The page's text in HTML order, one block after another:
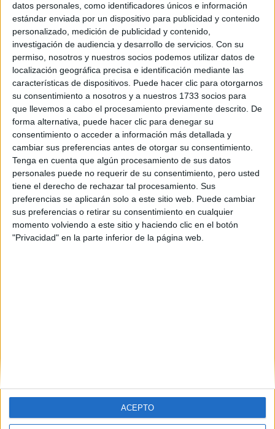
datos personales, como identificadores únicos e información
estándar enviada por un dispositivo para publicidad y contenido
personalizado, medición de publicidad y contenido,
investigación de audiencia y desarrollo de servicios. Con su
permiso, nosotros y nuestros socios podemos utilizar datos de
localización geográfica precisa e identificación mediante las
características de dispositivos. Puede hacer clic para otorgarnos
su consentimiento a nosotros y a nuestros 1733 socios para
que llevemos a cabo el procesamiento previamente descrito. De
forma alternativa, puede hacer clic para denegar su
consentimiento o acceder a información más detallada y
cambiar sus preferencias antes de otorgar su consentimiento.
Tenga en cuenta que algún procesamiento de sus datos
personales puede no requerir de su consentimiento, pero usted
tiene el derecho de rechazar tal procesamiento. Sus
preferencias se aplicarán solo a este sitio web. Puede cambiar
sus preferencias o retirar su consentimiento en cualquier
momento volviendo a este sitio y haciendo clic en el botón
"Privacidad" en la parte inferior de la página web.
ACEPTO
Inicio
Etiquetas:
Estudiar fuera - Idiomas
Ciencias Políticas y de la Administración Pública